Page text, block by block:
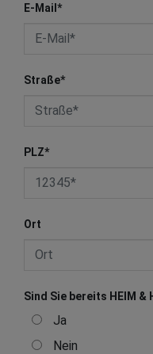
E-Mail *
Straße*
PLZ*
Ort
Sind Sie bereits HEIM &
Ja
Nein